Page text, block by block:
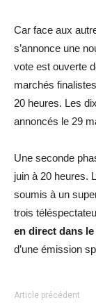
Car face aux
s’annonce une
vote est ouverte
marchés
20 heures. Les
annoncés le 29
Une seconde
juin à 20 heures.
soumis à un
trois
en direct dans le
d’une émission
Article précédent